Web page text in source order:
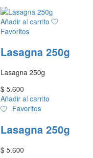
Añadir al carrito
Favoritos
Lasagna 250g
Lasagna 250g
$ 5.600
Añadir al carrito
Favoritos
Lasagna 250g
$ 5.600